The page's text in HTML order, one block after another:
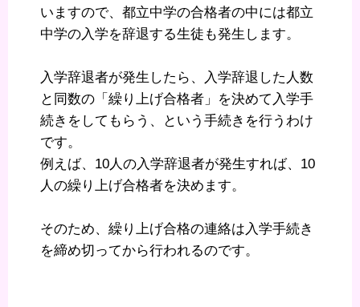
いますので、都立中学の合格者の中には都立
中学の入学を辞退する生徒も発生します。
入学辞退者が発生したら、入学辞退した人数
と同数の「繰り上げ合格者」を決めて入学手
続きをしてもらう、という手続きを行うわけ
です。
例えば、10人の入学辞退者が発生すれば、10
人の繰り上げ合格者を決めます。
そのため、繰り上げ合格の連絡は入学手続き
を締め切ってから行われるのです。